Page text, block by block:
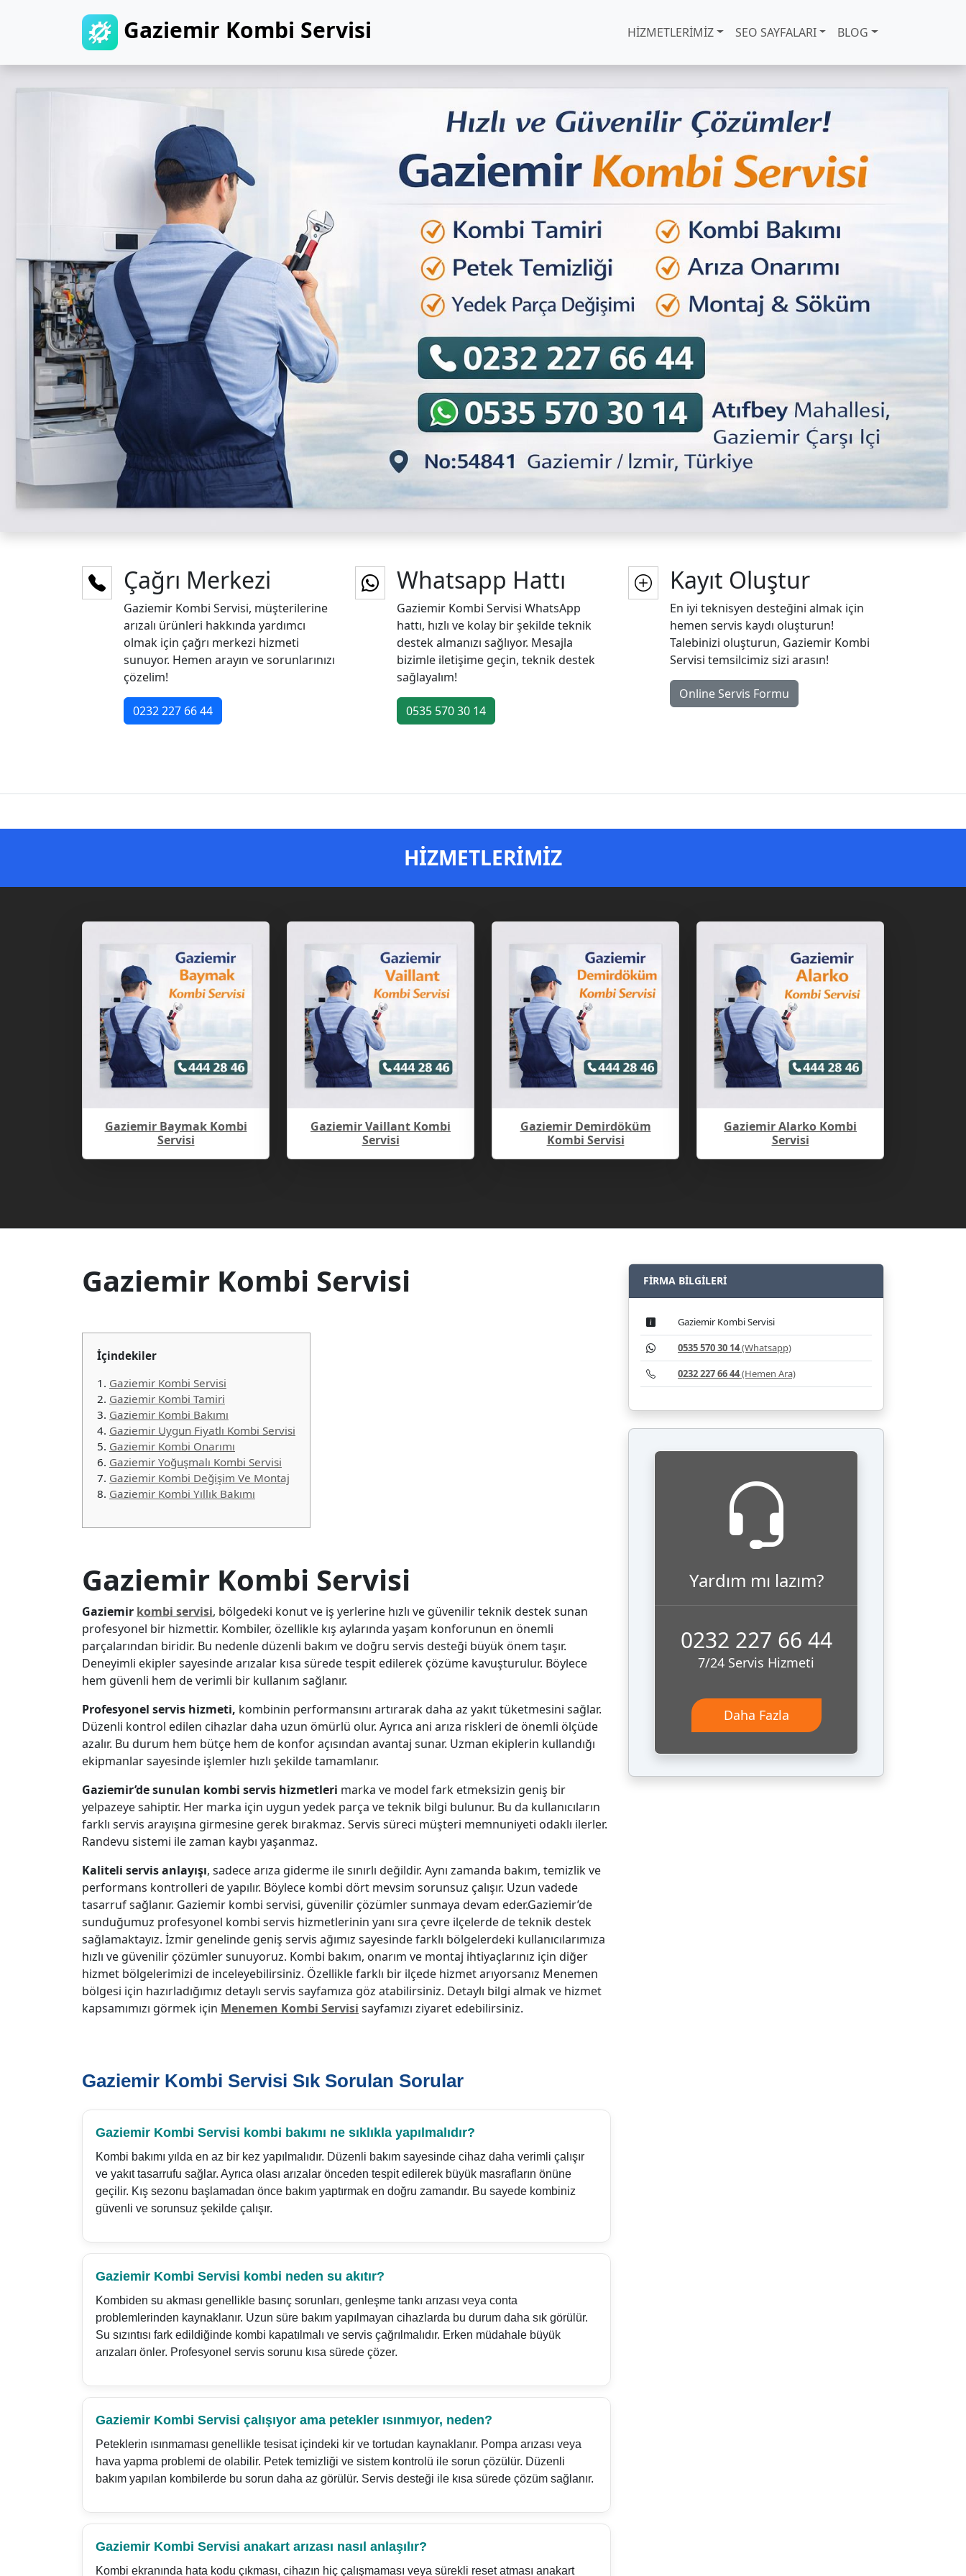
Gaziemir Kombi Servisi HİZMETLERİMİZ SEO SAYFALARI BLOG
Çağrı Merkezi
Gaziemir Kombi Servisi, müşterilerine
arızalı ürünleri hakkında yardımcı
olmak için çağrı merkezi hizmeti
sunuyor. Hemen arayın ve sorunlarınızı
çözelim!
0232 227 66 44
Whatsapp Hattı
Gaziemir Kombi Servisi WhatsApp
hattı, hızlı ve kolay bir şekilde teknik
destek almanızı sağlıyor. Mesajla
bizimle iletişime geçin, teknik destek
sağlayalım!
0535 570 30 14
Kayıt Oluştur
En iyi teknisyen desteğini almak için
hemen servis kaydı oluşturun!
Talebinizi oluşturun, Gaziemir Kombi
Servisi temsilcimiz sizi arasın!
Online Servis Formu
HİZMETLERİMİZ
Gaziemir Baymak Kombi
Servisi
Gaziemir Vaillant Kombi
Servisi
Gaziemir Demirdöküm
Kombi Servisi
Gaziemir Alarko Kombi
Servisi
Gaziemir Kombi Servisi
İçindekiler
1. Gaziemir Kombi Servisi
2. Gaziemir Kombi Tamiri
3. Gaziemir Kombi Bakımı
4. Gaziemir Uygun Fiyatlı Kombi Servisi
5. Gaziemir Kombi Onarımı
6. Gaziemir Yoğuşmalı Kombi Servisi
7. Gaziemir Kombi Değişim Ve Montaj
8. Gaziemir Kombi Yıllık Bakımı
Gaziemir Kombi Servisi
Gaziemir kombi servisi, bölgedeki konut ve iş yerlerine hızlı ve güvenilir teknik destek sunan
profesyonel bir hizmettir. Kombiler, özellikle kış aylarında yaşam konforunun en önemli
parçalarından biridir. Bu nedenle düzenli bakım ve doğru servis desteği büyük önem taşır.
Deneyimli ekipler sayesinde arızalar kısa sürede tespit edilerek çözüme kavuşturulur. Böylece
hem güvenli hem de verimli bir kullanım sağlanır.
Profesyonel servis hizmeti, kombinin performansını artırarak daha az yakıt tüketmesini sağlar.
Düzenli kontrol edilen cihazlar daha uzun ömürlü olur. Ayrıca ani arıza riskleri de önemli ölçüde
azalır. Bu durum hem bütçe hem de konfor açısından avantaj sunar. Uzman ekiplerin kullandığı
ekipmanlar sayesinde işlemler hızlı şekilde tamamlanır.
Gaziemir’de sunulan kombi servis hizmetleri marka ve model fark etmeksizin geniş bir
yelpazeye sahiptir. Her marka için uygun yedek parça ve teknik bilgi bulunur. Bu da kullanıcıların
farklı servis arayışına girmesine gerek bırakmaz. Servis süreci müşteri memnuniyeti odaklı ilerler.
Randevu sistemi ile zaman kaybı yaşanmaz.
Kaliteli servis anlayışı, sadece arıza giderme ile sınırlı değildir. Aynı zamanda bakım, temizlik ve
performans kontrolleri de yapılır. Böylece kombi dört mevsim sorunsuz çalışır. Uzun vadede
tasarruf sağlanır. Gaziemir kombi servisi, güvenilir çözümler sunmaya devam eder.Gaziemir’de
sunduğumuz profesyonel kombi servis hizmetlerinin yanı sıra çevre ilçelerde de teknik destek
sağlamaktayız. İzmir genelinde geniş servis ağımız sayesinde farklı bölgelerdeki kullanıcılarımıza
hızlı ve güvenilir çözümler sunuyoruz. Kombi bakım, onarım ve montaj ihtiyaçlarınız için diğer
hizmet bölgelerimizi de inceleyebilirsiniz. Özellikle farklı bir ilçede hizmet arıyorsanız Menemen
bölgesi için hazırladığımız detaylı servis sayfamıza göz atabilirsiniz. Detaylı bilgi almak ve hizmet
kapsamımızı görmek için Menemen Kombi Servisi sayfamızı ziyaret edebilirsiniz.
Gaziemir Kombi Servisi Sık Sorulan Sorular
Gaziemir Kombi Servisi kombi bakımı ne sıklıkla yapılmalıdır?
Kombi bakımı yılda en az bir kez yapılmalıdır. Düzenli bakım sayesinde cihaz daha verimli çalışır
ve yakıt tasarrufu sağlar. Ayrıca olası arızalar önceden tespit edilerek büyük masrafların önüne
geçilir. Kış sezonu başlamadan önce bakım yaptırmak en doğru zamandır. Bu sayede kombiniz
güvenli ve sorunsuz şekilde çalışır.
Gaziemir Kombi Servisi kombi neden su akıtır?
Kombiden su akması genellikle basınç sorunları, genleşme tankı arızası veya conta
problemlerinden kaynaklanır. Uzun süre bakım yapılmayan cihazlarda bu durum daha sık görülür.
Su sızıntısı fark edildiğinde kombi kapatılmalı ve servis çağrılmalıdır. Erken müdahale büyük
arızaları önler. Profesyonel servis sorunu kısa sürede çözer.
Gaziemir Kombi Servisi çalışıyor ama petekler ısınmıyor, neden?
Peteklerin ısınmaması genellikle tesisat içindeki kir ve tortudan kaynaklanır. Pompa arızası veya
hava yapma problemi de olabilir. Petek temizliği ve sistem kontrolü ile sorun çözülür. Düzenli
bakım yapılan kombilerde bu sorun daha az görülür. Servis desteği ile kısa sürede çözüm sağlanır.
Gaziemir Kombi Servisi anakart arızası nasıl anlaşılır?
Kombi ekranında hata kodu çıkması, cihazın hiç çalışmaması veya sürekli reset atması anakart
FİRMA BİLGİLERİ
Gaziemir Kombi Servisi
0535 570 30 14(Whatsapp)
0232 227 66 44(Hemen Ara)
Yardım mı lazım?
0232 227 66 44
7/24 Servis Hizmeti
Daha Fazla